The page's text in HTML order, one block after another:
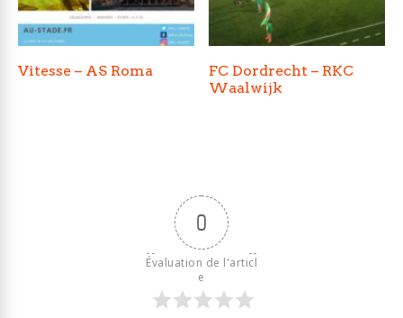
Vitesse – AS Roma
FC Dordrecht – RKC
Waalwijk
0
Évaluation de l'articl
e